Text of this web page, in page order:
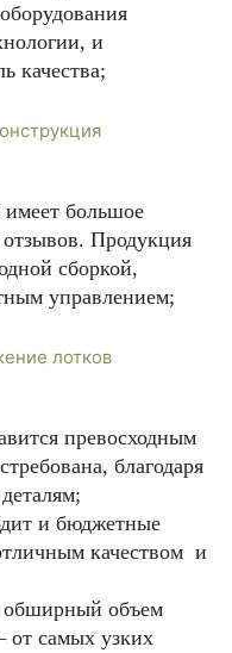
и
качества;
большое
Продукция
сборкой,
управлением;
превосходным
благодаря
и бюджетные
качеством и
обширный объем
от самых узких